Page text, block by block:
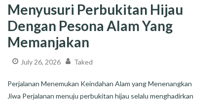
Menyusuri Perbukitan Hijau
Dengan Pesona Alam Yang
Memanjakan
July 26, 2026 Taked
Perjalanan Menemukan Keindahan Alam yang Menenangkan
Jiwa Perjalanan menuju perbukitan hijau selalu menghadirkan